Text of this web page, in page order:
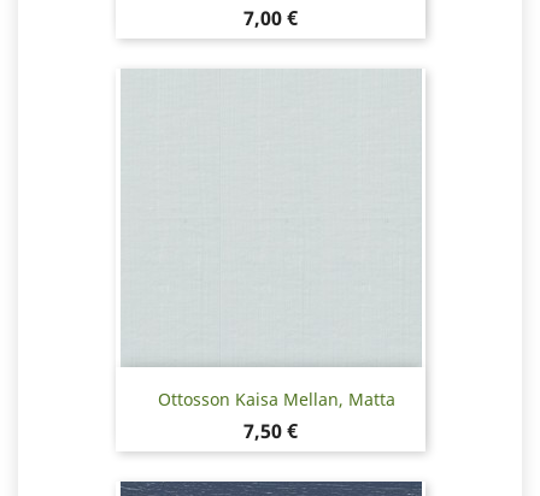
Hinta
7,00 €
Ottosson Kaisa Mellan, Matta
Hinta
7,50 €